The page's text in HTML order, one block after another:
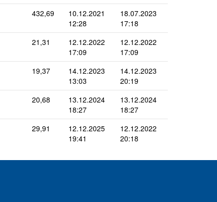
432,69
10.12.2021
12:28
18.07.2023
17:18
21,31
12.12.2022
17:09
12.12.2022
17:09
19,37
14.12.2023
13:03
14.12.2023
20:19
20,68
13.12.2024
18:27
13.12.2024
18:27
29,91
12.12.2025
19:41
12.12.2022
20:18